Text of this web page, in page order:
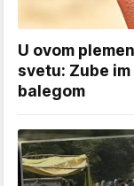
U ovom
svetu: Zube
balegom